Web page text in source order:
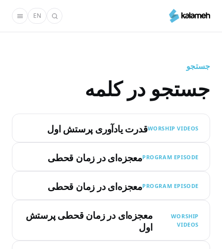
محتوای
EN
جستجو
جستجو در کلمه
WORSHIP VIDEOSقدرت یادآوری پرستش اول
PROGRAM EPISODEمعجزه‌ای در زمان قحطی
PROGRAM EPISODEمعجزه‌ای در زمان قحطی
WORSHIP
VIDEOS
معجزه‌ای در زمان قحطی پرستش
اول